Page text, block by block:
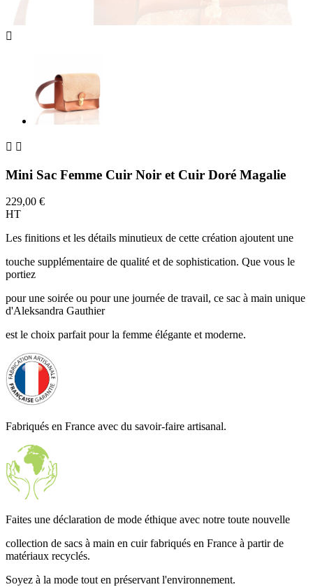

 
Mini Sac Femme Cuir Noir et Cuir Doré Magalie
229,00 €
HT
Les finitions et les détails minutieux de cette création ajoutent une
touche supplémentaire de qualité et de sophistication. Que vous le
portiez
pour une soirée ou pour une journée de travail, ce sac à main unique
d'Aleksandra Gauthier
est le choix parfait pour la femme élégante et moderne.
Fabriqués en France avec du savoir-faire artisanal.
Faites une déclaration de mode éthique avec notre toute nouvelle
collection de sacs à main en cuir fabriqués en France à partir de
matériaux recyclés.
Soyez à la mode tout en préservant l'environnement.